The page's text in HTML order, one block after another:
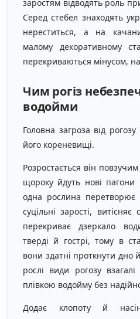
заростям відводять роль
Серед стебел знаходять
нереститься, а на
малому декоративному
перекриваються мінусом,
Чим рогіз
водойми
Головна загроза від
його кореневищі.
Розростається він
щороку йдуть нові пагони
одна рослина перетворює
суцільні зарості,
перекриває дзеркало
тверді й гострі, тому в
вони здатні проткнути дно
рослі види рогозу
плівкою водойму без
Додає клопоту й